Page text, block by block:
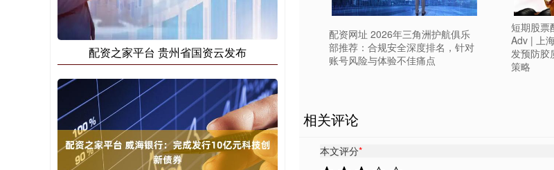
配资网址 2026年三角洲护航俱乐
部推荐：合规安全深度排名，针对
账号风险与体验不佳痛点
短期股票
Adv | 上
发预防胶
策略
相关评论
本文评分*
配资之家平台 贵州省国资云发布